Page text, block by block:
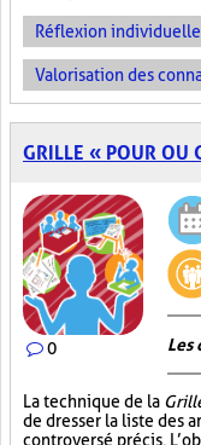
Réflexion
Valorisation des
GRILLE « POUR OU
0 Les
La technique de la
de dresser la liste des
controversé précis.